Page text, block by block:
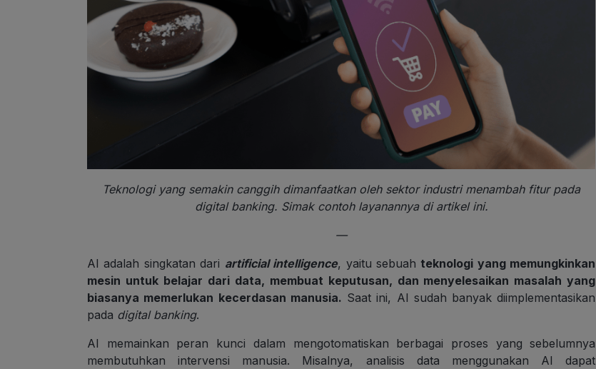
Teknologi yang semakin canggih dimanfaatkan oleh sektor industri menambah fitur pada
digital banking. Simak contoh layanannya di artikel ini.
—
AI adalah singkatan dari artificial intelligence, yaitu sebuah teknologi yang memungkinkan
mesin untuk belajar dari data, membuat keputusan, dan menyelesaikan masalah yang
biasanya memerlukan kecerdasan manusia. Saat ini, AI sudah banyak diimplementasikan
pada digital banking.
AI memainkan peran kunci dalam mengotomatiskan berbagai proses yang sebelumnya
membutuhkan intervensi manusia. Misalnya, analisis data menggunakan AI dapat